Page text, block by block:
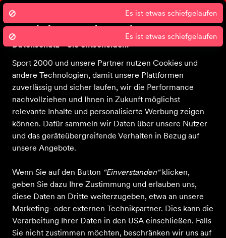
Wir nutzen Cookies um unsere Dienste
zu erbringen und zu verbessern.
Datenschutz - Sie entscheiden!
Sport 2000 und unsere Partner nutzen Cookies und
andere Technologien, damit unsere Plattformen
zuverlässig und sicher laufen, wir die Performance
nachvollziehen und Ihnen in Zukunft möglichst
relevante Inhalte und personalisierte Werbung zeigen
können. Dafür sammeln wir Daten über unsere Nutzer
und das geräteübergreifende Verhalten in Bezug auf
unsere Angebote.
Wenn Sie auf den Button "Einverstanden"klicken,
geben Sie dazu Ihre Zustimmung und erlauben uns,
diese Daten an Dritte weiterzugeben, etwa an unsere
Marketing- oder externen Technikpartner. Dies kann die
Verarbeitung Ihrer Daten in den USA einschließen. Falls
Sie nicht zustimmen möchten, beschränken wir uns auf
Startseite Bekleidung Schuhe Ausrüstung Sale
Es ist etwas schiefgelaufen
Es ist etwas schiefgelaufen